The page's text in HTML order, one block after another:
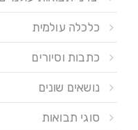
כלכלה עולמית
כתבות וסיורים
נושאים שונים
סוגי תבואות